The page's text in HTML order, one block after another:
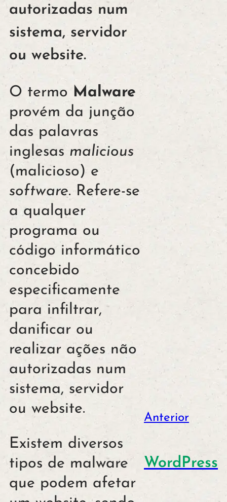
autorizadas num
sistema, servidor
ou website.
O termo Malware
provém da junção
das palavras
inglesas malicious
(malicioso) e
software. Refere-se
a qualquer
programa ou
código informático
concebido
especificamente
para infiltrar,
danificar ou
realizar ações não
autorizadas num
sistema, servidor
ou website.
Existem diversos
tipos de malware
que podem afetar
Anterior
WordPress